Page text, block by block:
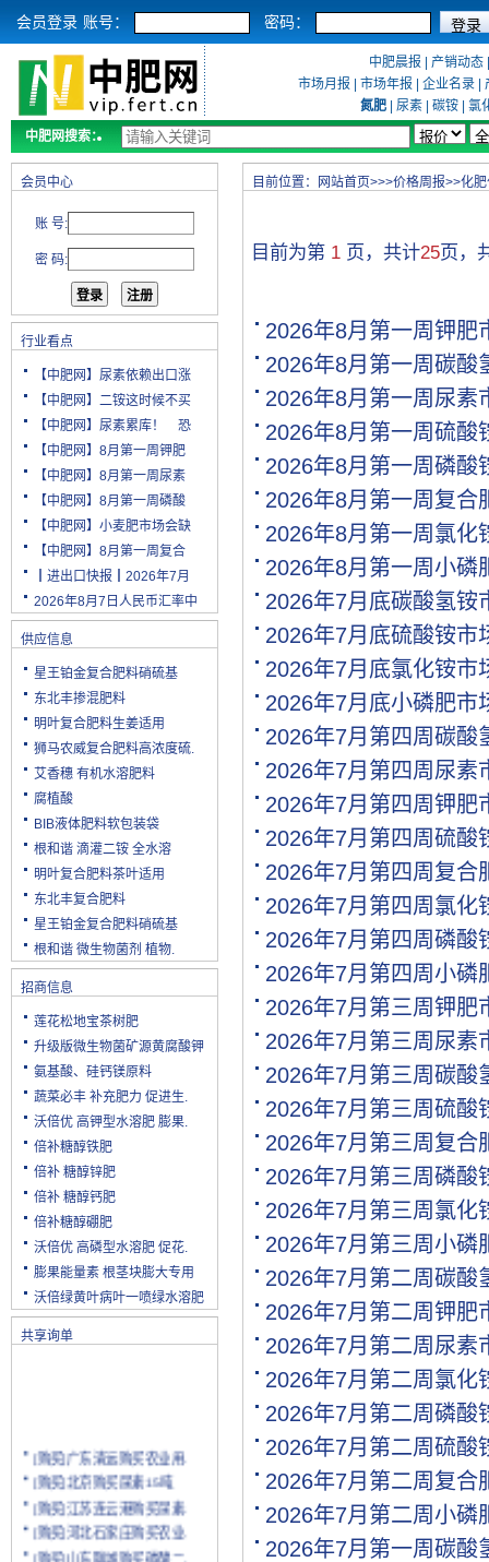
会员登录 账号： 密码：
中肥晨报 产销动态
市场月报
市场年报 企业名录
氮肥
尿素 碳铵
氯
中肥网搜索：
会员中心
账 号:
密 码:
行业看点
【中肥网】尿素依赖出口涨
【中肥网】二铵这时候不买
【中肥网】尿素累库！ 恐
【中肥网】8月第一周钾肥
【中肥网】8月第一周尿素
【中肥网】8月第一周磷酸
【中肥网】小麦肥市场会缺
【中肥网】8月第一周复合
┃进出口快报┃2026年7月
2026年8月7日人民币汇率中
供应信息
星王铂金复合肥料硝硫基
东北丰掺混肥料
明叶复合肥料生姜适用
狮马农威复合肥料高浓度硫.
艾香穗 有机水溶肥料
腐植酸
BIB液体肥料软包装袋
根和谐 滴灌二铵 全水溶
明叶复合肥料茶叶适用
东北丰复合肥料
星王铂金复合肥料硝硫基
根和谐 微生物菌剂 植物.
招商信息
莲花松地宝茶树肥
升级版微生物菌矿源黄腐酸钾
氨基酸、硅钙镁原料
蔬菜必丰 补充肥力 促进生.
沃倍优 高钾型水溶肥 膨果.
倍补糖醇铁肥
倍补 糖醇锌肥
倍补 糖醇钙肥
倍补糖醇硼肥
沃倍优 高磷型水溶肥 促花.
膨果能量素 根茎块膨大专用
沃倍绿黄叶病叶一喷绿水溶肥
共享询单
[购买]广东清远购买农业用.
[购买]北京购买尿素15吨
[购买]江苏连云港购买尿素.
[购买]河北石家庄购买农业.
[购买]山东聊城购买磷酸二.
目前位置： 网站首页>>>价格周报>>化
目前为第 1页，共计25页，
2026年8月第一周钾肥
2026年8月第一周碳酸
2026年8月第一周尿素
2026年8月第一周硫酸
2026年8月第一周磷酸
2026年8月第一周复合
2026年8月第一周氯化
2026年8月第一周小磷
2026年7月底碳酸氢铵
2026年7月底硫酸铵市
2026年7月底氯化铵市
2026年7月底小磷肥市
2026年7月第四周碳酸
2026年7月第四周尿素
2026年7月第四周钾肥
2026年7月第四周硫酸
2026年7月第四周复合
2026年7月第四周氯化
2026年7月第四周磷酸
2026年7月第四周小磷
2026年7月第三周钾肥
2026年7月第三周尿素
2026年7月第三周碳酸
2026年7月第三周硫酸
2026年7月第三周复合
2026年7月第三周磷酸
2026年7月第三周氯化
2026年7月第三周小磷
2026年7月第二周碳酸
2026年7月第二周钾肥
2026年7月第二周尿素
2026年7月第二周氯化
2026年7月第二周磷酸
2026年7月第二周硫酸
2026年7月第二周复合
2026年7月第二周小磷
2026年7月第一周碳酸